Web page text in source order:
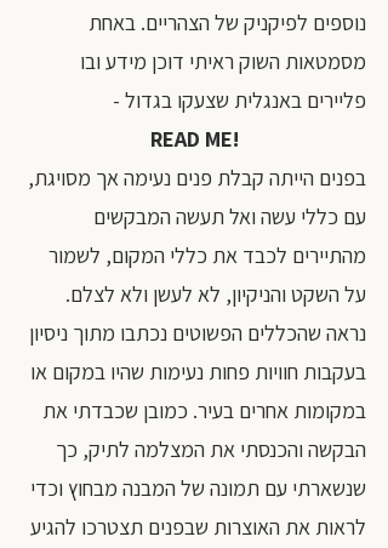
נוספים לפיקניק של הצהריים. באחת
מסמטאות השוק ראיתי דוכן מידע ובו
פליירים באנגלית שצעקו בגדול -
READ ME!
בפנים הייתה קבלת פנים נעימה אך מסויגת,
עם כללי עשה ואל תעשה המבקשים
מהתיירים לכבד את כללי המקום, לשמור
על השקט והניקיון, לא לעשן ולא לצלם.
נראה שהכללים הפשוטים נכתבו מתוך ניסיון
בעקבות חוויות פחות נעימות שהיו במקום או
במקומות אחרים בעיר. כמובן שכבדתי את
הבקשה והכנסתי את המצלמה לתיק, כך
שנשארתי עם תמונה של המבנה מבחוץ וכדי
לראות את האוצרות שבפנים תצטרכו להגיע